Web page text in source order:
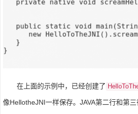
在上面的示例中，已经创建了
像HellotheJNI一样保存。JAVA第二行和第